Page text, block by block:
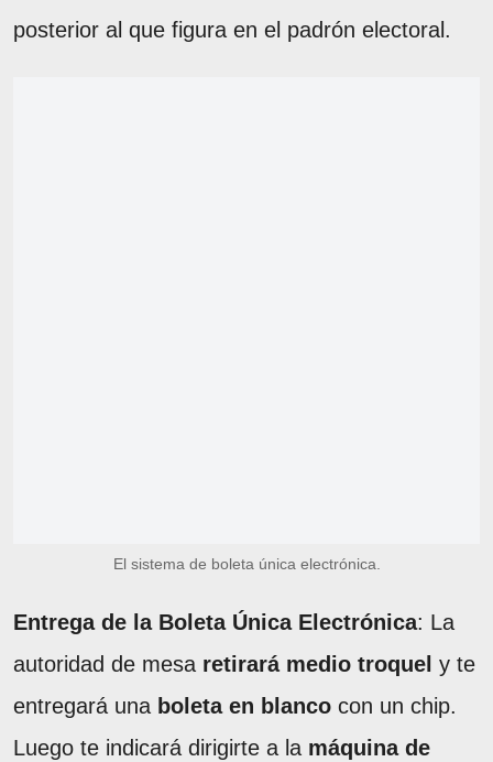
posterior al que figura en el padrón electoral.
El sistema de boleta única electrónica.
Entrega de la Boleta Única Electrónica: La
autoridad de mesa retirará medio troquel y te
entregará una boleta en blanco con un chip.
Luego te indicará dirigirte a la máquina de